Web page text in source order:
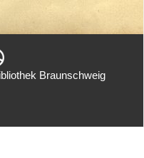
Braunschweig